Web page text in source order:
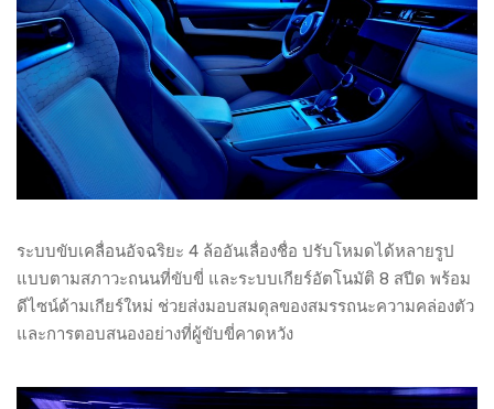
ระบบขับเคลื่อนอัจฉริยะ 4 ล้ออันเลื่องชื่อ ปรับโหมดได้หลายรูป
แบบตามสภาวะถนนที่ขับขี่ และระบบเกียร์อัตโนมัติ 8 สปีด พร้อม
ดีไซน์ด้ามเกียร์ใหม่ ช่วยส่งมอบสมดุลของสมรรถนะความคล่องตัว
และการตอบสนองอย่างที่ผู้ขับขี่คาดหวัง